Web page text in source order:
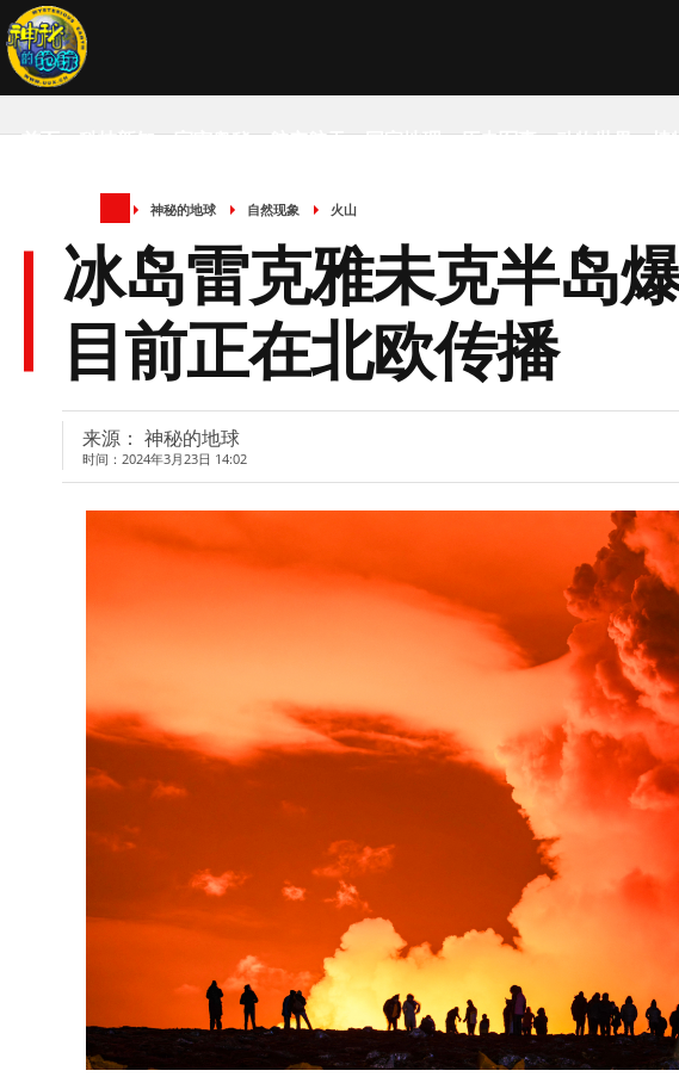
首页 科技新知 宇宙奥秘 航空航天 国家地理 历史军事 动物世界 植
神秘的地球 自然现象 火山
冰岛雷克雅未克半岛
目前正在北欧传播
来源： 神秘的地球
时间：2024年3月23日 14:02